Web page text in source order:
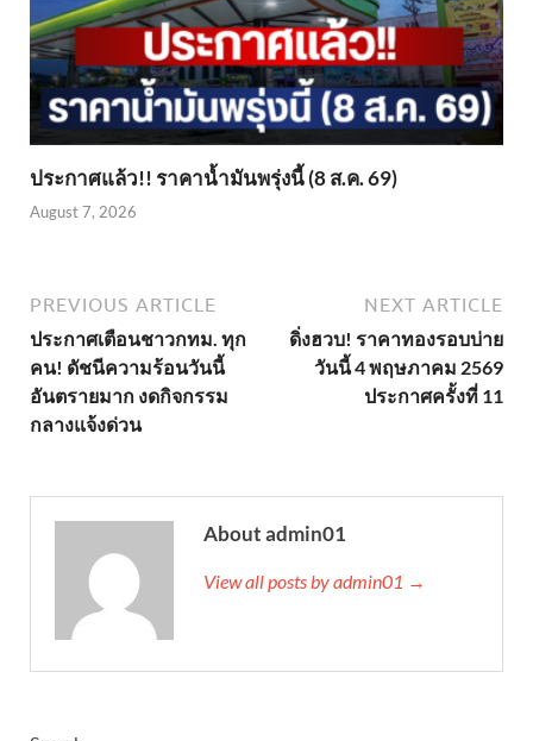
ประกาศแล้ว!! ราคาน้ำมันพรุ่งนี้ (8 ส.ค. 69)
August 7, 2026
PREVIOUS ARTICLE
ประกาศเตือนชาวกทม. ทุก
คน! ดัชนีความร้อนวันนี้
อันตรายมาก งดกิจกรรม
กลางแจ้งด่วน
NEXT ARTICLE
ดิ่งฮวบ! ราคาทองรอบบ่าย
วันนี้ 4 พฤษภาคม 2569
ประกาศครั้งที่ 11
About admin01
View all posts by admin01 →